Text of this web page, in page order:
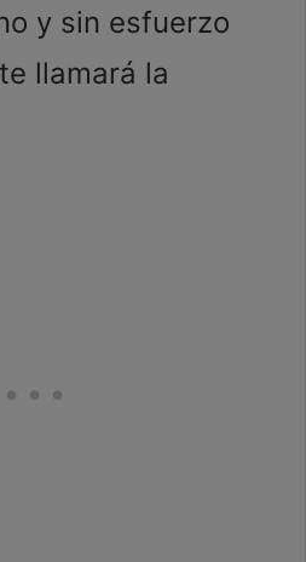
y sin esfuerzo
llamará la